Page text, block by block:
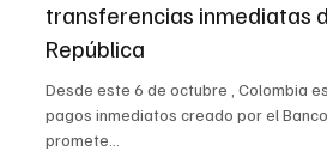
Nacional
transferencias inmediatas
República